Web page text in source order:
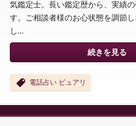
気鑑定士。長い鑑定歴から、実績
す。ご相談者様のお心状態を調節
し...
続きを見る
電話占い ピュアリ